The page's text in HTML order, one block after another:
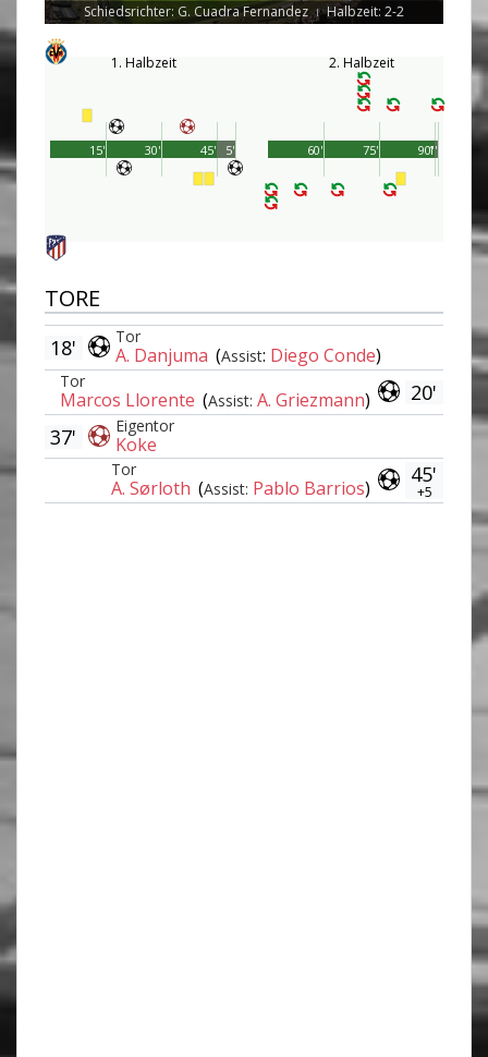
Schiedsrichter: G. Cuadra Fernandez | Halbzeit: 2-2
1. Halbzeit
45'
15' 30' 5'
2. Halbzeit
90'
60' 75' 1'
TORE
Tor
A. Danjuma (Assist: Diego Conde)
18'
20'
Tor
Marcos Llorente (Assist: A. Griezmann)
Eigentor
Koke
37'
45'
+5
Tor
A. Sørloth (Assist: Pablo Barrios)